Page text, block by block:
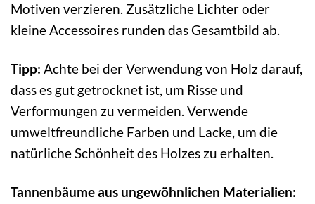
Motiven verzieren. Zusätzliche Lichter oder
kleine Accessoires runden das Gesamtbild ab.
Tipp: Achte bei der Verwendung von Holz darauf,
dass es gut getrocknet ist, um Risse und
Verformungen zu vermeiden. Verwende
umweltfreundliche Farben und Lacke, um die
natürliche Schönheit des Holzes zu erhalten.
Tannenbäume aus ungewöhnlichen Materialien: